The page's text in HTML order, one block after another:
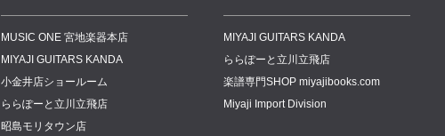
MUSIC ONE 宮地楽器本店
MIYAJI GUITARS KANDA
小金井店ショールーム
ららぽーと立川立飛店
昭島モリタウン店
MIYAJI GUITARS KANDA
ららぽーと立川立飛店
楽譜専門SHOP miyajibooks.com
Miyaji Import Division